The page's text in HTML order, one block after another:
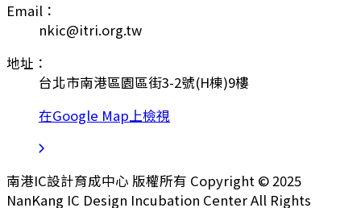
Email：
nkic@itri.org.tw
地址：
台北市南港區園區街3-2號(H棟)9樓
在Google Map上檢視
南港IC設計育成中心 版權所有 Copyright © 2025
NanKang IC Design Incubation Center All Rights